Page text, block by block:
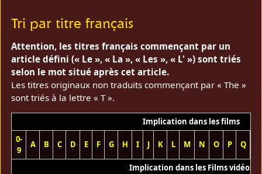
Tri par titre français
Attention, les titres français commençant par un
article défini (« Le », « La », « Les », « L' ») sont triés
selon le mot situé après cet article.
Les titres originaux non traduits commençant par « The »
sont triés à la lettre « T ».
Implication dans les films
0-
9
A B C D E F G H I J K L M N O P Q
Implication dans les Films vidéos